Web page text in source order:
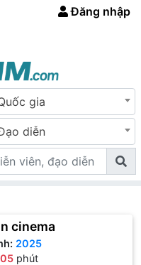
Đăng nhập
gia
diễn
cinema
2025
phút